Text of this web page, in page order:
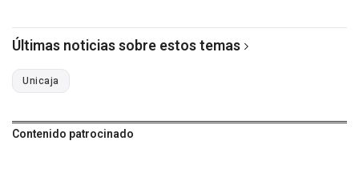
Últimas noticias sobre estos temas
Unicaja
Contenido patrocinado